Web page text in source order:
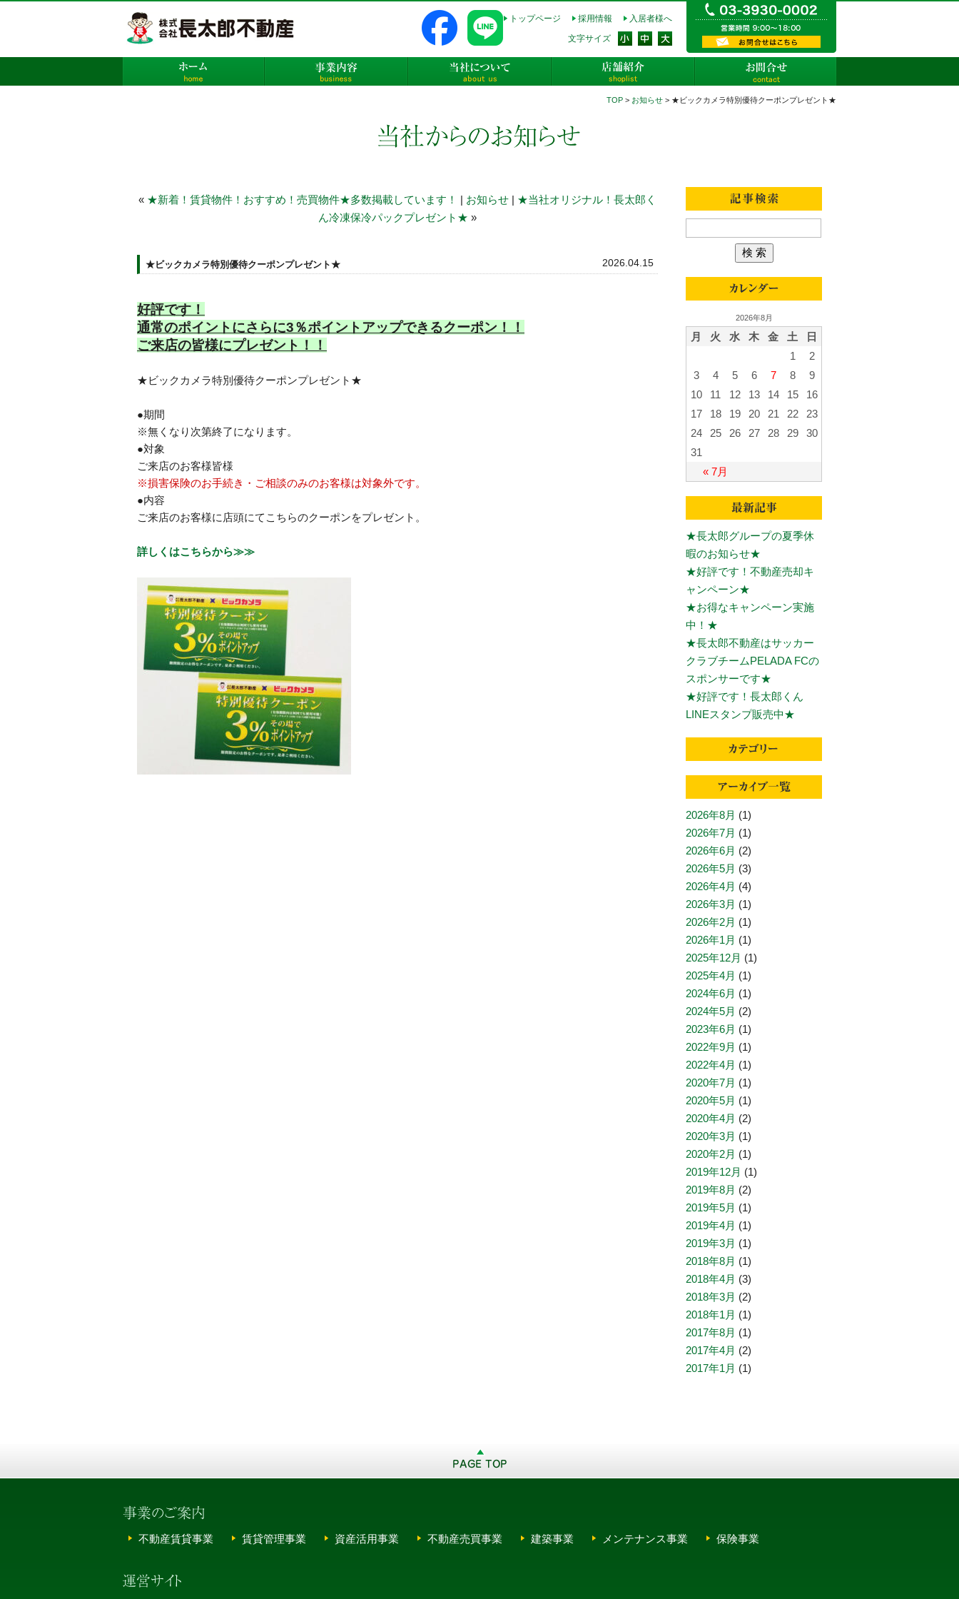
入居者様へ
採用情報
トップページ
文字サイズ
事業内容 当社について
TOP > お知らせ > ★ビックカメラ特別優待クーポンプレゼント★
« ★新着！賃貸物件！おすすめ！売買物件★多数掲載しています！ | お知らせ | ★当社オリジナル！長太郎く
ん冷凍保冷パックプレゼント★ »
★ビックカメラ特別優待クーポンプレゼント★ 2026.04.15
好評です！
通常のポイントにさらに3％ポイントアップできるクーポン！！
ご来店の皆様にプレゼント！！
★ビックカメラ特別優待クーポンプレゼント★
●期間
※無くなり次第終了になります。
●対象
ご来店のお客様皆様
※損害保険のお手続き・ご相談のみのお客様は対象外です。
●内容
ご来店のお客様に店頭にてこちらのクーポンをプレゼント。
詳しくはこちらから≫≫
2026年8月
月 火 水 木 金 土 日
« 7月
1
2
3
4 5 6 7 8
9
10
11 12 13 14 15
16
17
18 19 20 21 22
23
24
25 26 27 28 29
30
31
★長太郎グループの夏季休
暇のお知らせ★
★好評です！不動産売却キ
ャンペーン★
★お得なキャンペーン実施
中！★
★長太郎不動産はサッカー
クラブチームPELADA FCの
スポンサーです★
★好評です！長太郎くん
LINEスタンプ販売中★
2026年8月 (1)
2026年7月 (1)
2026年6月 (2)
2026年5月 (3)
2026年4月 (4)
2026年3月 (1)
2026年2月 (1)
2026年1月 (1)
2025年12月 (1)
2025年4月 (1)
2024年6月 (1)
2024年5月 (2)
2023年6月 (1)
2022年9月 (1)
2022年4月 (1)
2020年7月 (1)
2020年5月 (1)
2020年4月 (2)
2020年3月 (1)
2020年2月 (1)
2019年12月 (1)
2019年8月 (2)
2019年5月 (1)
2019年4月 (1)
2019年3月 (1)
2018年8月 (1)
2018年4月 (3)
2018年3月 (2)
2018年1月 (1)
2017年8月 (1)
2017年4月 (2)
2017年1月 (1)
不動産賃貸事業 賃貸管理事業 資産活用事業 不動産売買事業 建築事業 メンテナンス事業 保険事業